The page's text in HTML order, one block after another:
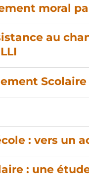
moral
au
: vers un
: une